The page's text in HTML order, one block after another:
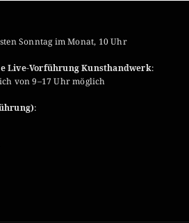
Sonntag im Monat, 10 Uhr
Live-Vorführung Kunsthandwerk:
von 9–17 Uhr möglich
: